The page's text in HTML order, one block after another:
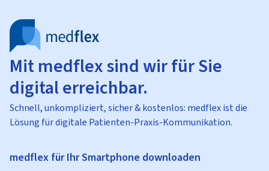
Mit medflex sind wir für Sie
digital erreichbar.
Schnell, unkompliziert, sicher & kostenlos: medflex ist die
Lösung für digitale Patienten-Praxis-Kommunikation.
medflex für Ihr Smartphone downloaden